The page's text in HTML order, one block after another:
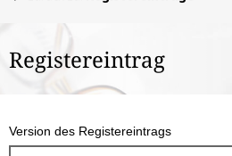
befinden
hier:
Registereintrag
Version des Registereintrags